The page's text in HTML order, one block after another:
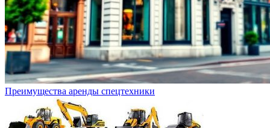
Преимущества аренды спецтехники